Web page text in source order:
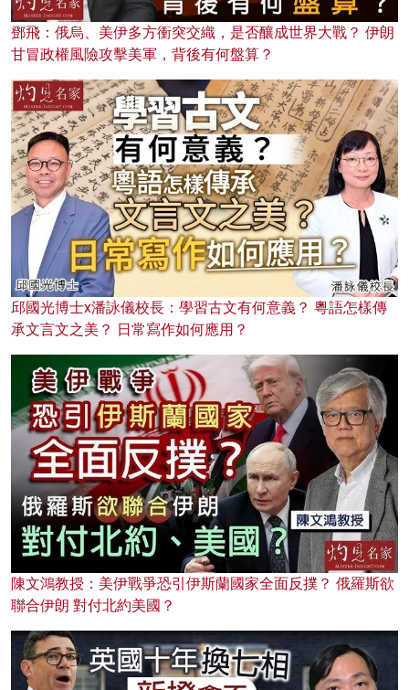
鄧飛：俄烏、美伊多方衝突交織，是否釀成世界大戰？ 伊朗
甘冒政權風險攻擊美軍，背後有何盤算？
邱國光博士x潘詠儀校長：學習古文有何意義？ 粵語怎樣傳
承文言文之美？ 日常寫作如何應用？
陳文鴻教授：美伊戰爭恐引伊斯蘭國家全面反撲？ 俄羅斯欲
聯合伊朗 對付北約美國？